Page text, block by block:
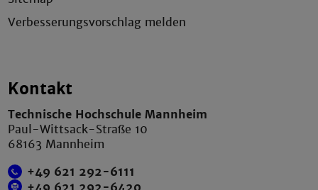
Verbesserungsvorschlag melden
Kontakt
Technische Hochschule Mannheim
Paul-Wittsack-Straße 10
68163 Mannheim
+49 621 292-6111